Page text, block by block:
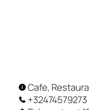
Cafe,
+32474579273